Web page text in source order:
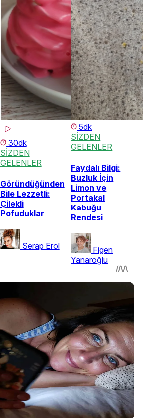
30dk
SİZDEN
GELENLER
Göründüğünden
Bile Lezzetli:
Çilekli
Pofuduklar
Serap Erol
5dk
SİZDEN
GELENLER
Faydalı Bilgi:
Buzluk İçin
Limon ve
Portakal
Kabuğu
Rendesi
Figen
Yanaroğlu